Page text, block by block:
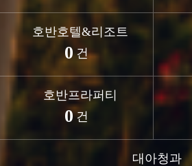
0 건
호반호텔&리조트
0 건
호반프라퍼티
대아청과